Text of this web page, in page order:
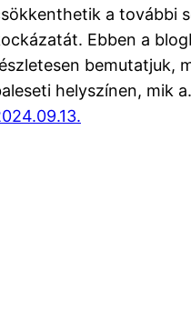
a további
Ebben a
bemutatjuk,
helyszínen, mik